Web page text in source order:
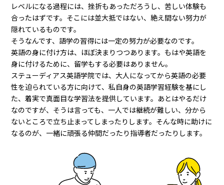
レベルになる過程には、挫折もあっただろうし、苦しい体験も
合ったはずです。そこには並大抵ではない、絶え間ない努力が
隠れているものです。
そうなんです、語学の習得には一定の努力が必要なのです。
英語の身に付け方は、ほぼ決まりつつあります。もはや英語を
身に付けるために、留学もする必要はありません。
ステューディアス英語学院では、大人になってから英語の必要
性を迫られている方に向けて、私自身の英語学習経験を基にし
た、着実で真面目な学習法を提供しています。あとはやるだけ
なのですが、そうは言っても、一人では継続が難しい、分から
ないところで立ち止まってしまったりします。そんな時に助けに
なるのが、一緒に頑張る仲間だったり指導者だったりします。